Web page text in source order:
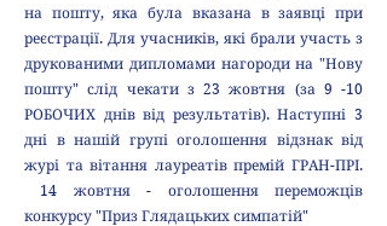
на пошту, яка була вказана в заявці при
реєстрації. Для учасників, які брали участь з
друкованими дипломами нагороди на "Нову
пошту" слід чекати з 23 жовтня (за 9 -10
РОБОЧИХ днів від результатів). Наступні 3
дні в нашій групі оголошення відзнак від
журі та вітання лауреатів премій ГРАН-ПРІ.
14 жовтня - оголошення переможців
конкурсу "Приз Глядацьких симпатій"